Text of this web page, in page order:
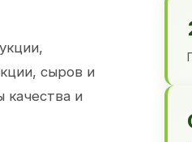
сыров и
качества и